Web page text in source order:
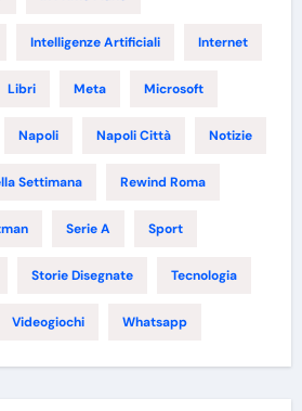
Intelligenze Artificiali Internet
Libri Meta Microsoft
Napoli Napoli Città Notizie
Settimana Rewind Roma
Serie A Sport
Storie Disegnate Tecnologia
Videogiochi Whatsapp